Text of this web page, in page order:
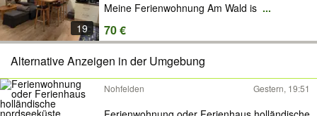
19
Meine Ferienwohnung Am Wald is ...
70 €
Alternative Anzeigen in der Umgebung
Nohfelden Gestern, 19:51